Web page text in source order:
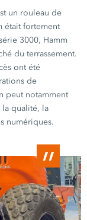
un rouleau de
était fortement
3000, Hamm
du terrassement.
ont été
de
peut notamment
qualité, la
numériques.